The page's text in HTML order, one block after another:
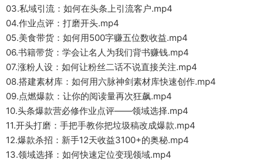
03.私域引流：如何在头条上引流客户.mp4
04.作业点评：打磨开头.mp4
05.美食带货：如何用500字赚五位数收益.mp4
06.书籍带货：学会让名人为我们背书赚钱.mp4
07.涨粉人设：如何让粉丝二话不说直接关注.mp4
08.搭建素材库：如何用六脉神剑素材库快速创作.mp4
09.点燃爆款：让你的阅读量再次狂飙.mp4
10.头条爆款营必修作业点评——领域选择.mp4
11.开头打磨：手把手教你把垃圾稿改成爆款.mp4
12.爆款杀招：新手12天收益3100+的奥秘.mp4
13.领域选择：如何快速定位变现领域.mp4